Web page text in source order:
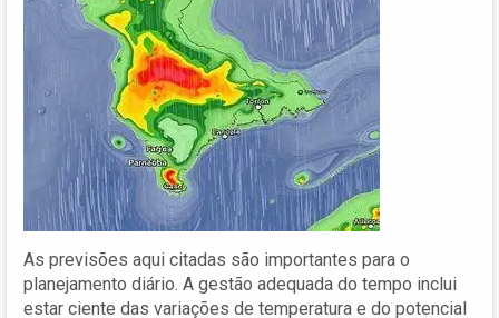
As previsões aqui citadas são importantes para o
planejamento diário. A gestão adequada do tempo inclui
estar ciente das variações de temperatura e do potencial